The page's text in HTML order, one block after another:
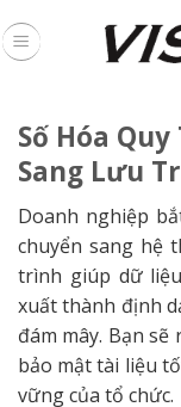
to
Số Hóa
Sang Lưu
Doanh nghiệp
chuyển sang hệ
trình giúp dữ
xuất thành định
đám mây. Bạn
bảo mật tài liệu
vững của tổ chức.